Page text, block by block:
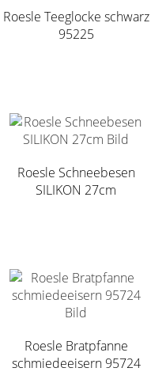
Roesle Teeglocke schwarz
95225
Roesle Schneebesen
SILIKON 27cm
Roesle Bratpfanne
schmiedeeisern 95724